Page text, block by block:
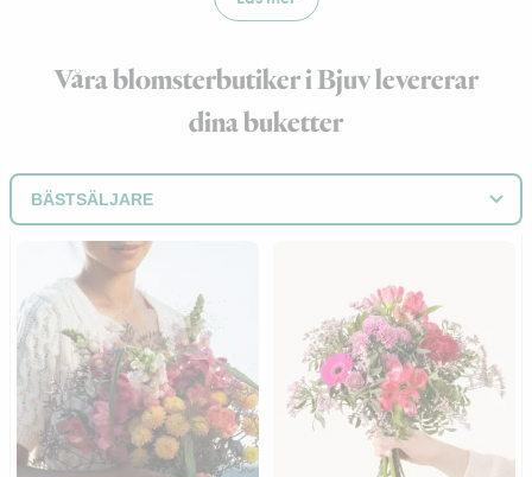
Våra blomsterbutiker i Bjuv levererar
dina buketter